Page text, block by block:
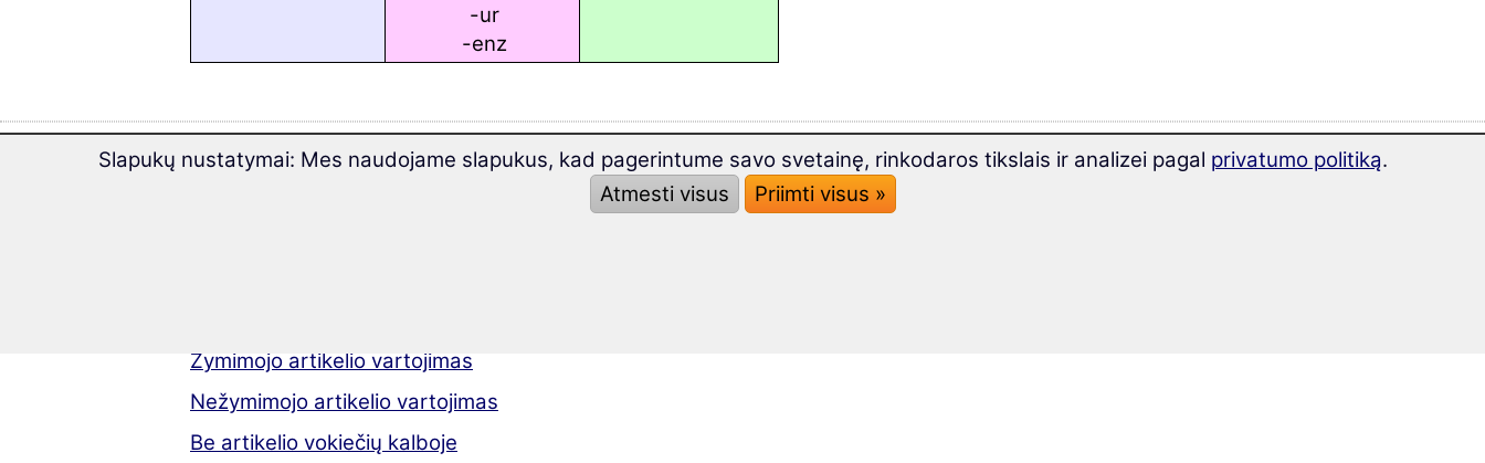
-ur
-enz
Vokiečių kalbos gramatika
Žymimojo artikelio vartojimas
Nežymimojo artikelio vartojimas
Be artikelio vokiečių kalboje
Slapukų nustatymai: Mes naudojame slapukus, kad pagerintume savo svetainę, rinkodaros tikslais ir analizei pagal privatumo politiką.
Atmesti visus
Priimti visus »